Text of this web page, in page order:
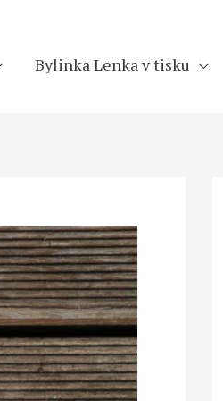
Bylinka Lenka v tisku